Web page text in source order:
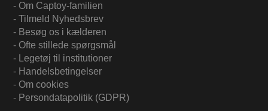
- Om Captoy-familien
- Tilmeld Nyhedsbrev
- Besøg os i kælderen
- Ofte stillede spørgsmål
- Legetøj til institutioner
- Handelsbetingelser
- Om cookies
- Persondatapolitik (GDPR)